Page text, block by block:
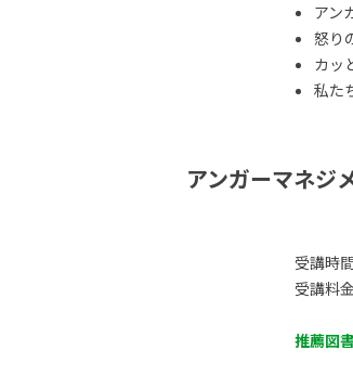
アン
怒り
カッ
私た
アンガーマネジ
受講時
受講料
推薦図